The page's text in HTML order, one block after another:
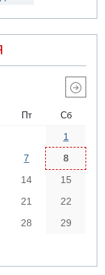
Пт Сб
1
7
8
14
15
21
22
28
29